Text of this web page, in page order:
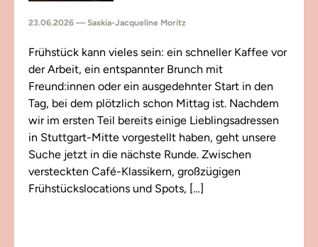
23.06.2026 — Saskia-Jacqueline Moritz
Frühstück kann vieles sein: ein schneller Kaffee vor
der Arbeit, ein entspannter Brunch mit
Freund:innen oder ein ausgedehnter Start in den
Tag, bei dem plötzlich schon Mittag ist. Nachdem
wir im ersten Teil bereits einige Lieblingsadressen
in Stuttgart-Mitte vorgestellt haben, geht unsere
Suche jetzt in die nächste Runde. Zwischen
versteckten Café-Klassikern, großzügigen
Frühstückslocations und Spots, […]